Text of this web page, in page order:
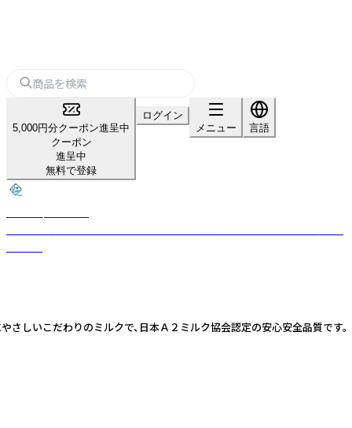
5,000円分クーポン進呈中
クーポン
進呈中
無料で登録
ログイン
メニュー
言語
さしいこだわりのミルクで、日本Ａ２ミルク協会認定の安心安全品質です。